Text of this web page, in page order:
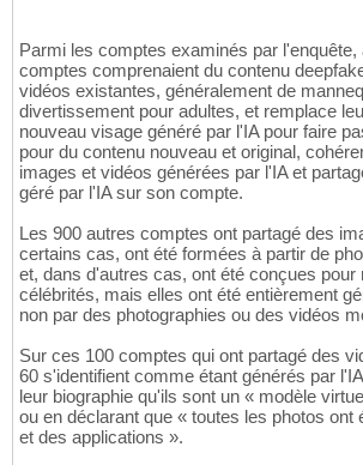
Parmi les comptes examinés par l'enquête,
comptes comprenaient du contenu
vidéos existantes, généralement de
divertissement pour adultes, et remplace
nouveau visage généré par l'IA pour faire
pour du contenu nouveau et original,
images et vidéos générées par l'IA et
géré par l'IA sur son compte.
Les 900 autres comptes ont partagé des
certains cas, ont été formées à partir de
et, dans d'autres cas, ont été conçues pour
célébrités, mais elles ont été entièrement
non par des photographies ou des vidéos
Sur ces 100 comptes qui ont partagé des
60 s'identifient comme étant générés par
leur biographie qu'ils sont un « modèle
ou en déclarant que « toutes les photos ont
et des applications ».